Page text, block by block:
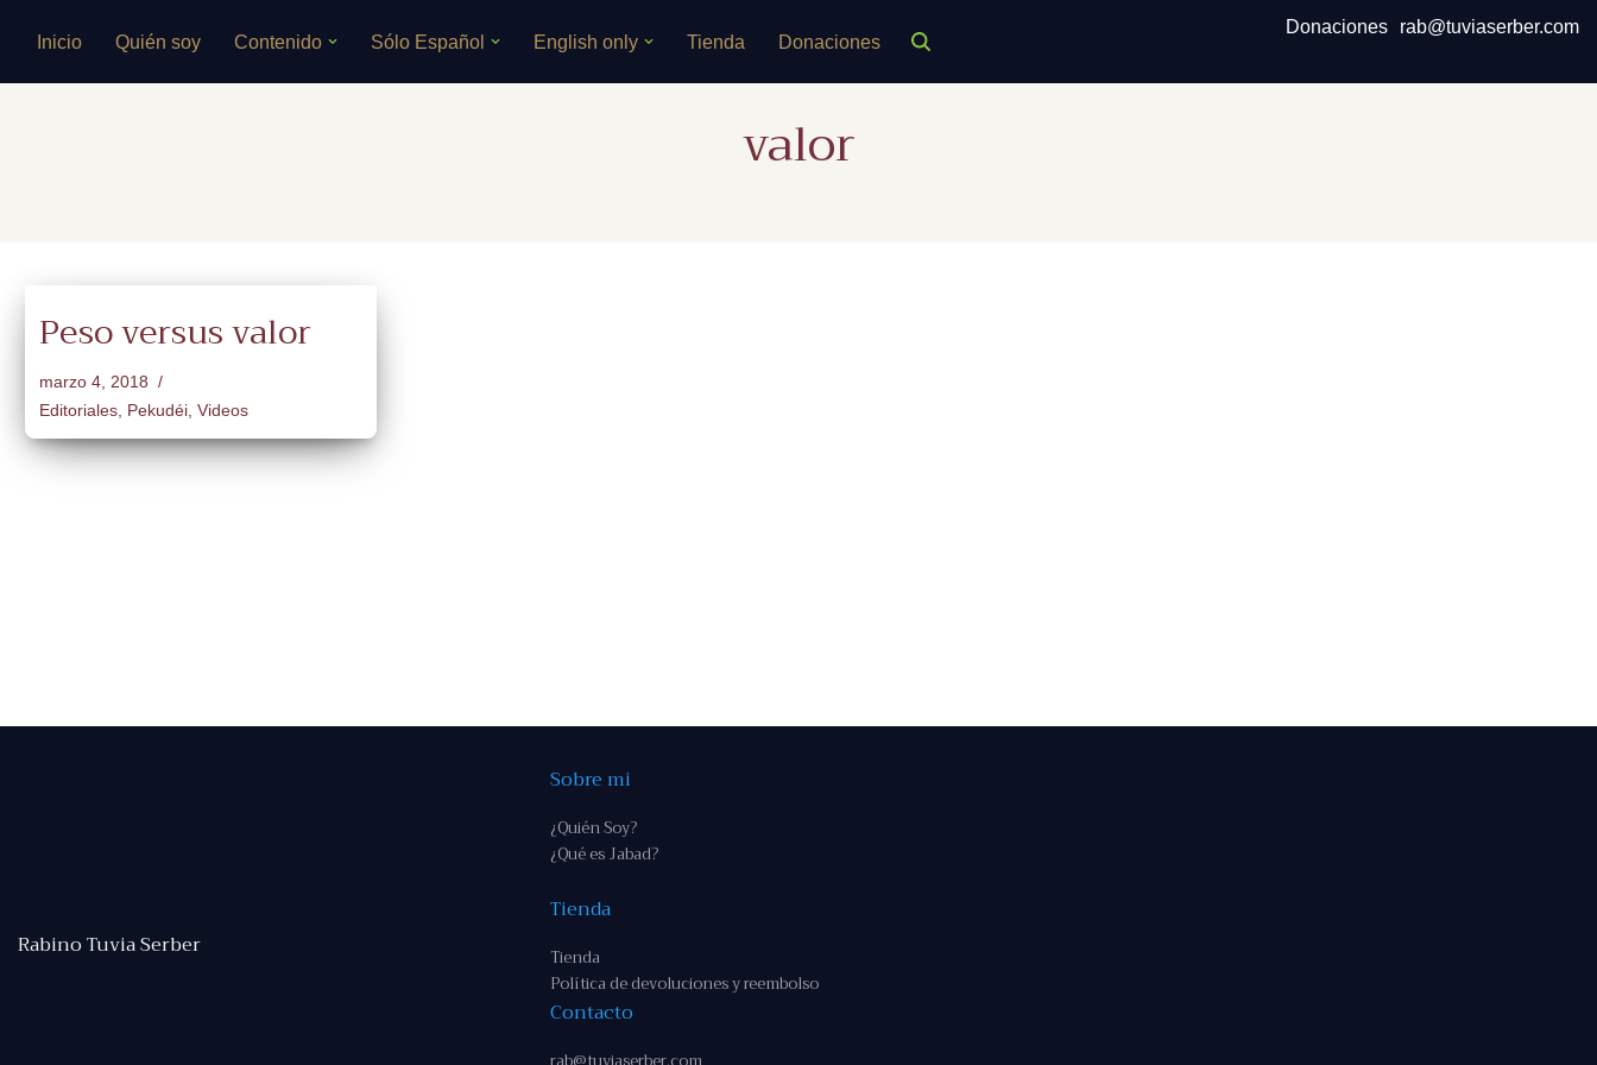
Inicio Quién soy Contenido Sólo Español English only Tienda Donaciones
Donaciones rab@tuviaserber.com
valor
Peso versus valor
marzo 4, 2018
Editoriales Pekudéi Videos
Rabino Tuvia Serber
Sobre mi
¿Quién Soy?
¿Qué es Jabad?
Tienda
Tienda
Política de devoluciones y reembolso
Contacto